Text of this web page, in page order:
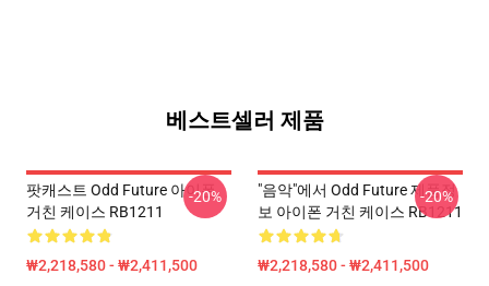
베스트셀러 제품
팟캐스트 Odd Future 아이폰
거친 케이스 RB1211
₩2,218,580 - ₩2,411,500
-20%
"음악"에서 Odd Future 제품정
보 아이폰 거친 케이스 RB1211
₩2,218,580 - ₩2,411,500
-20%